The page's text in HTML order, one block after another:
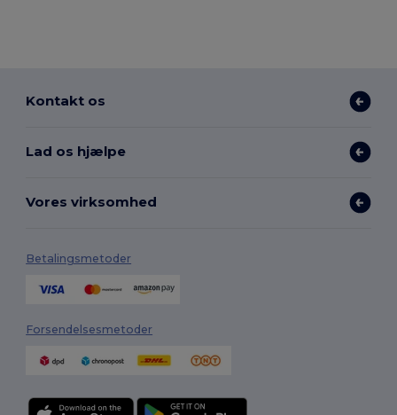
Kontakt os
Lad os hjælpe
Vores virksomhed
Betalingsmetoder
Forsendelsesmetoder